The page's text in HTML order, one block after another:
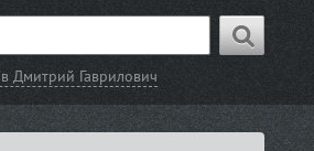
Дмитрий Гаврилович